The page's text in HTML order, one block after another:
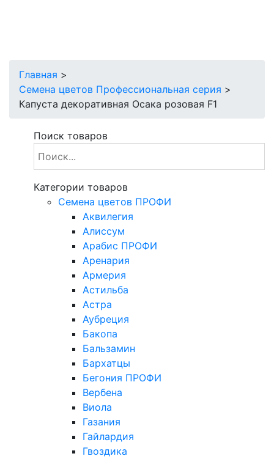
Главная >
Семена цветов Профессиональная серия >
Капуста декоративная Осака розовая F1
Поиск товаров
Категории товаров
Cемена цветов ПРОФИ
Аквилегия
Алиссум
Арабис ПРОФИ
Аренария
Армерия
Астильба
Астра
Аубреция
Бакопа
Бальзамин
Бархатцы
Бегония ПРОФИ
Вербена
Виола
Газания
Гайлардия
Гвоздика